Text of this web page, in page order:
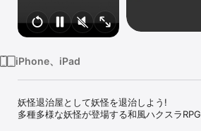
iPhone、iPad
妖怪退治屋として妖怪を退治しよう!
多種多様な妖怪が登場する和風ハクスラRPG